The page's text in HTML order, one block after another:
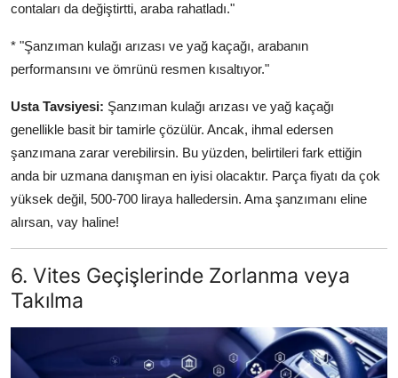
contaları da değiştirtti, araba rahatladı."
* "Şanzıman kulağı arızası ve yağ kaçağı, arabanın
performansını ve ömrünü resmen kısaltıyor."
Usta Tavsiyesi: Şanzıman kulağı arızası ve yağ kaçağı
genellikle basit bir tamirle çözülür. Ancak, ihmal edersen
şanzımana zarar verebilirsin. Bu yüzden, belirtileri fark ettiğin
anda bir uzmana danışman en iyisi olacaktır. Parça fiyatı da çok
yüksek değil, 500-700 liraya halledersin. Ama şanzımanı eline
alırsan, vay haline!
6. Vites Geçişlerinde Zorlanma veya
Takılma